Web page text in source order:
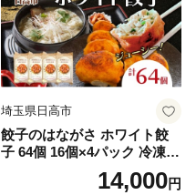
埼玉県日高市
餃子のはながさ ホワイト餃
子 64個 16個×4パック 冷凍
中華 点心 B級グルメ ご当地
野菜 おつまみ おかず 簡単調
14,000円